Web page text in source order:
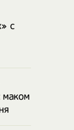
с
маком